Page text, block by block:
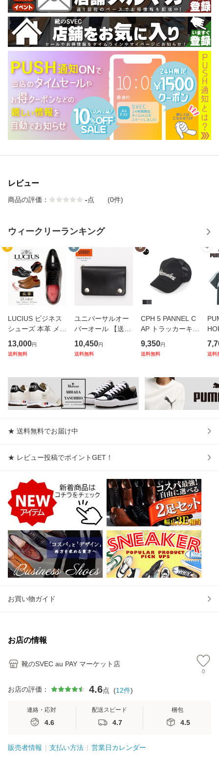
レビュー
商品の評価： -点 (0件)
ウィークリーランキング
1
LUCIUS ビジネス
シューズ 本革 メン
ズ 革靴 ブランド
ルシウス ドレスシ
スアップ 本皮 皮靴
短靴 レ
13,000円
送料無料
2
ユニバーサルオー
バーオール 【送料
無料】 二つ折り財
布 財布 メンズ ミ
ー コンパクト
10,450円
送料無料
3
CPH 5 PANNEL C
AP トラッカーキャ
ップ アメカジ 無地
キャップ メンズ レ
つば 長め 帽子 お
しゃれ
9,350円
送料無料
4
E
デ
ロ
送料
★ 送料無料でお届け中
★ レビュー投稿でポイントGET！
お買い物ガイド
お店の情報
靴のSVEC au PAY マーケット店
0
お店の評価： 4.6点 (12件)
連絡・応対
4.6
配送スピード
4.7
梱包
4.5
販売者情報 支払い方法 営業日カレンダー